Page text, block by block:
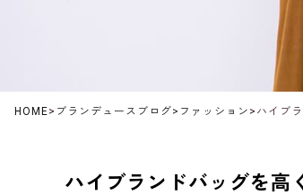
HOME> ブランデュースブログ> ファッション > ハイブ
ハイブランドバッグを高